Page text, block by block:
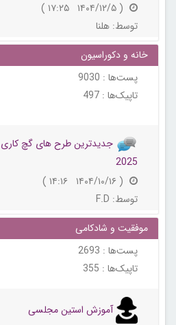
( ۱۴۰۴/۱۲/۵ ۱۷:۲۵ )
توسط: هلنا
خانه و دکوراسیون
پست‌ها : 9030
تاپیک‌ها : 497
جدیدترین طرح‌ های گچ
2025
( ۱۴۰۴/۱۰/۱۶ ۱۴:۱۶ )
توسط: F.D
موفقیت و شادکامی
پست‌ها : 2693
تاپیک‌ها : 355
آموزش استین مجلسی